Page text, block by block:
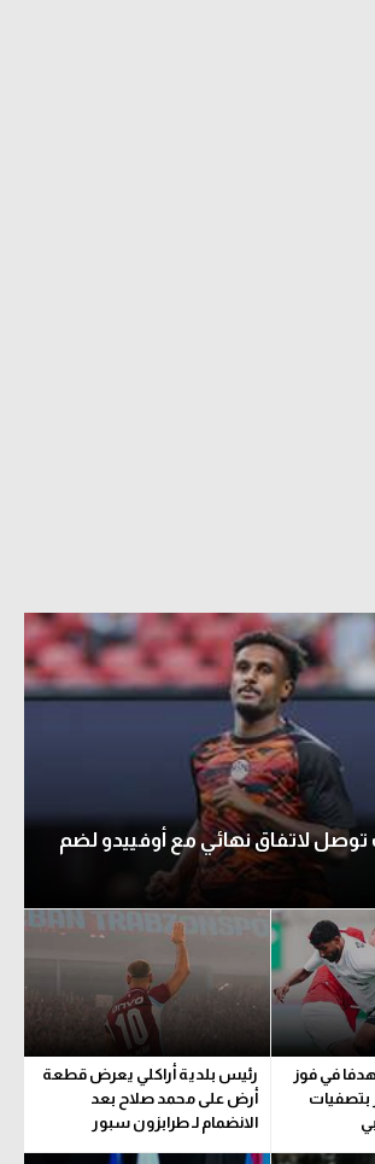
لاتفاق نهائي مع أوفييدو لضم
في فوز
بتصفيات
رئيس بلدية أراكلي يعرض قطعة
أرض على محمد صلاح بعد
الانضمام لـ طرابزون سبور